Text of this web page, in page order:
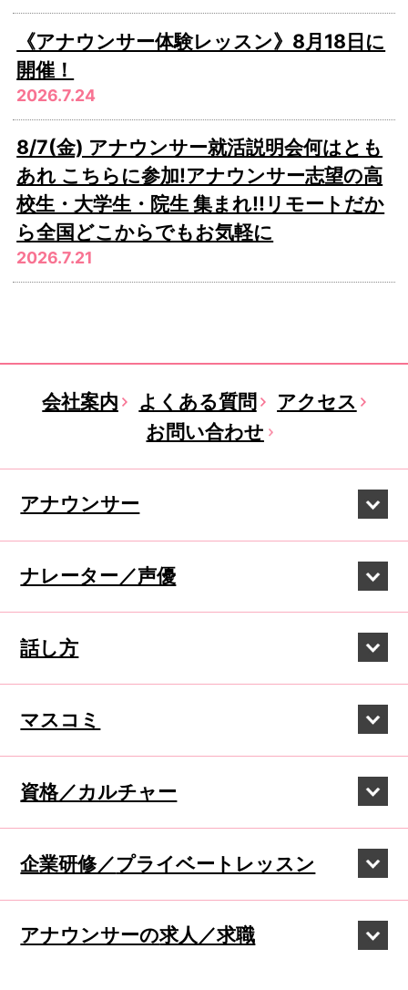
《アナウンサー体験レッスン》8月18日に
開催！
2026.7.24
8/7(金) アナウンサー就活説明会何はとも
あれ こちらに参加!アナウンサー志望の高
校生・大学生・院生 集まれ!!リモートだか
ら全国どこからでもお気軽に
2026.7.21
会社案内 よくある質問
アクセス
お問い合わせ
アナウンサー
ナレーター／声優
話し方
マスコミ
資格／カルチャー
企業研修／プライベートレッスン
アナウンサーの求人／求職